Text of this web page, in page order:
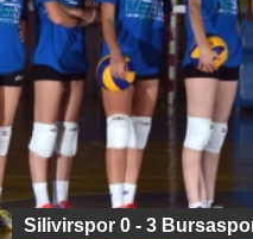
Voleybol
Puan Durumu
Fikstür
Facebook
Silivirspor 0 - 3